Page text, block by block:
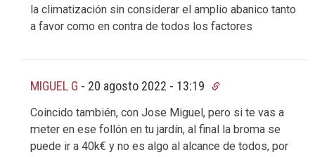
la climatización sin considerar el amplio abanico tanto
a favor como en contra de todos los factores
MIGUEL G - 20 agosto 2022 - 13:19
Coincido también, con Jose Miguel, pero si te vas a
meter en ese follón en tu jardín, al final la broma se
puede ir a 40k€ y no es algo al alcance de todos, por